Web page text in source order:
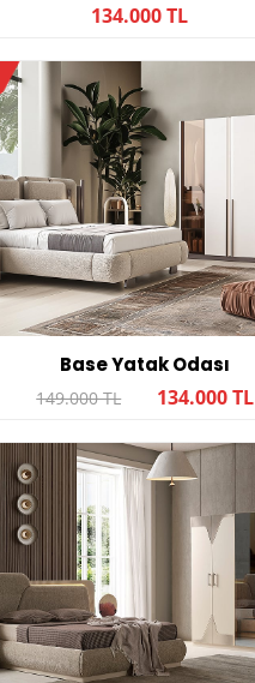
134.000 TL
Base Yatak Odası
149.000 TL 134.000 TL